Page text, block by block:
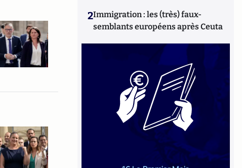
2Immigration : les (très) faux-
semblants européens après Ceuta